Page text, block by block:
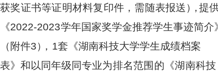
获奖证书等证明材料复印件，需随表报送 ） ，提供
《2022-2023学年国家奖学金推荐学生事迹简介》
（附件3） ， 1套 《湖南科技大学学生成绩档案
表》和 以同年级同专业为排名范围的《湖南科技